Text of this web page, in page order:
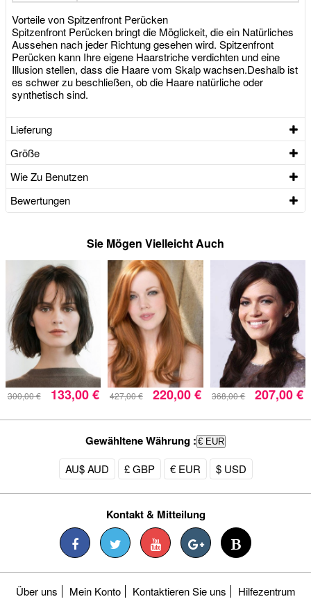
Vorteile von Spitzenfront Perücken
Spitzenfront Perücken bringt die Möglickeit, die ein Natürliches
Aussehen nach jeder Richtung gesehen wird. Spitzenfront
Perücken kann Ihre eigene Haarstriche verdichten und eine
Illusion stellen, dass die Haare vom Skalp wachsen.Deshalb ist
es schwer zu beschließen, ob die Haare natürliche oder
synthetisch sind.
Lieferung
Größe
Wie Zu Benutzen
Bewertungen
Sie Mögen Vielleicht Auch
300,00 € 133,00 € 427,00 € 220,00 € 368,00 € 207,00 €
Gewähltene Währung : € EUR
AU$ AUD £ GBP € EUR $ USD
Kontakt & Mitteilung
Über uns Mein Konto Kontaktieren Sie uns Hilfezentrum